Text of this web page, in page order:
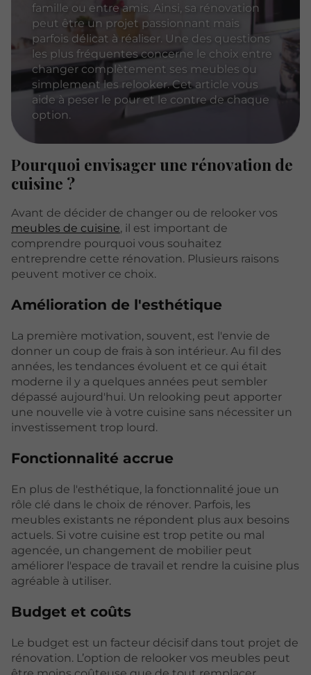
famille ou entre amis. Ainsi, sa rénovation
peut être un projet passionnant mais
parfois délicat à réaliser. Une des questions
les plus fréquentes concerne le choix entre
changer complètement ses meubles ou
simplement les relooker. Cet article vous
aide à peser le pour et le contre de chaque
option.
Pourquoi envisager une rénovation de
cuisine ?
Avant de décider de changer ou de relooker vos
meubles de cuisine, il est important de
comprendre pourquoi vous souhaitez
entreprendre cette rénovation. Plusieurs raisons
peuvent motiver ce choix.
Amélioration de l'esthétique
La première motivation, souvent, est l'envie de
donner un coup de frais à son intérieur. Au fil des
années, les tendances évoluent et ce qui était
moderne il y a quelques années peut sembler
dépassé aujourd'hui. Un relooking peut apporter
une nouvelle vie à votre cuisine sans nécessiter un
investissement trop lourd.
Fonctionnalité accrue
En plus de l'esthétique, la fonctionnalité joue un
rôle clé dans le choix de rénover. Parfois, les
meubles existants ne répondent plus aux besoins
actuels. Si votre cuisine est trop petite ou mal
agencée, un changement de mobilier peut
améliorer l'espace de travail et rendre la cuisine plus
agréable à utiliser.
Budget et coûts
Le budget est un facteur décisif dans tout projet de
rénovation. L’option de relooker vos meubles peut